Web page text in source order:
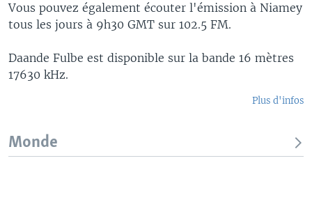
Vous pouvez également écouter l'émission à Niamey
tous les jours à 9h30 GMT sur 102.5 FM.
Daande Fulbe est disponible sur la bande 16 mètres
17630 kHz.
Plus d'infos
Monde